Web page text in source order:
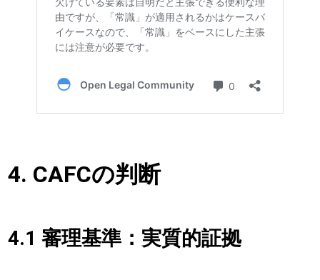
4. CAFCの判断
4.1 審理基準：実質的証拠